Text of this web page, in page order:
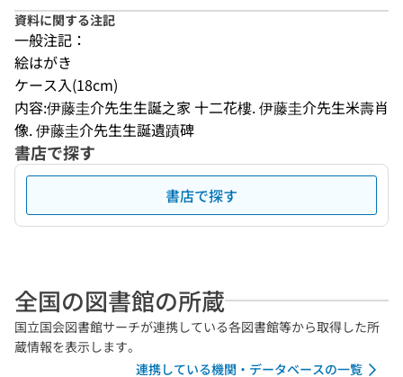
資料に関する注記
一般注記：
絵はがき
ケース入(18cm)
内容:伊藤圭介先生生誕之家 十二花樓. 伊藤圭介先生米壽肖
像. 伊藤圭介先生生誕遺蹟碑
書店で探す
書店で探す
全国の図書館の所蔵
国立国会図書館サーチが連携している各図書館等から取得した所
蔵情報を表示します。
連携している機関・データベースの一覧